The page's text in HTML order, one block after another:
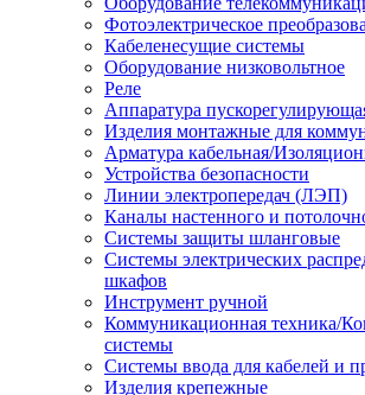
Фотоэлектрическое
Кабеленесущие системы
Оборудование низковольтное
Реле
Аппаратура
Изделия монтажные для
Арматура кабельная/
Устройства безопасности
Линии электропередач (ЛЭП)
Каналы настенного и
Системы защиты шланговые
Системы электрических
шкафов
Инструмент ручной
Коммуникационная техника/
системы
Системы ввода для кабелей и
Изделия крепежные